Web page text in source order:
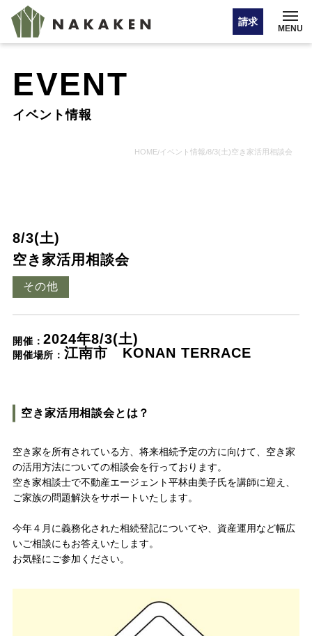
請求
MENU
HOME
注文住宅
設計士と創るリフォーム・リノベーション
不動産/土地・物件情報
暮らしの実例集
見学会・イベント
新着情報
ブログ・家づくりコラム
EVENT
イベント情報
HOME/イベント情報/8/3(土)空き家活用相談会
8/3(土)
空き家活用相談会
その他
開催：2024年8/3(土)
開催場所： 江南市 KONAN TERRACE
空き家活用相談会とは？
空き家を所有されている方、将来相続予定の方に向けて、空き家
の活用方法についての相談会を行っております。
空き家相談士で不動産エージェント平林由美子氏を講師に迎え、
ご家族の問題解決をサポートいたします。
今年４月に義務化された相続登記についてや、資産運用など幅広
いご相談にもお答えいたします。
お気軽にご参加ください。